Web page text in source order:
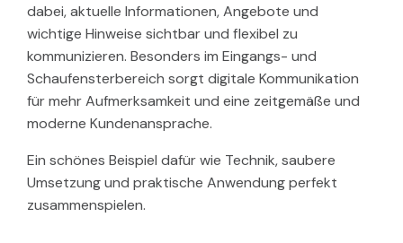
dabei, aktuelle Informationen, Angebote und
wichtige Hinweise sichtbar und flexibel zu
kommunizieren. Besonders im Eingangs- und
Schaufensterbereich sorgt digitale Kommunikation
für mehr Aufmerksamkeit und eine zeitgemäße und
moderne Kundenansprache.
Ein schönes Beispiel dafür wie Technik, saubere
Umsetzung und praktische Anwendung perfekt
zusammenspielen.